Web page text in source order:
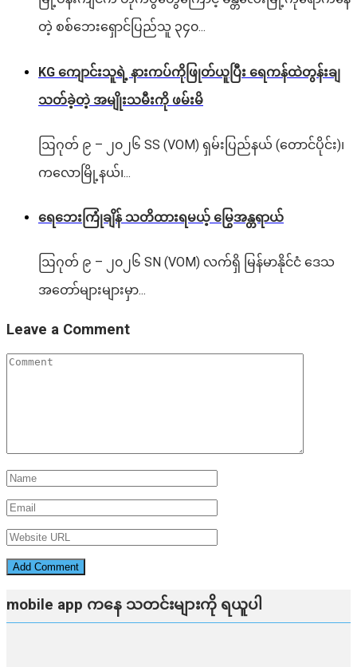
တဲ့ စစ်ဘေးရှောင်ပြည်သူ ၃၄၀...
KG ကျောင်းသူရဲ့ နားကပ်ကိုဖြုတ်ယူပြီး ရေကန်ထဲတွန်းချ
သတ်ခဲ့တဲ့ အမျိုးသမီးကို ဖမ်းမိ
ဩဂုတ် ၉ – ၂၀၂၆ SS (VOM) ရှမ်းပြည်နယ် (တောင်ပိုင်း)၊
ကလောမြို့နယ်၊...
ရေဘေးကြုံချိန် သတိထားရမယ့် မြွေအန္တရာယ်
ဩဂုတ် ၉ – ၂၀၂၆ SN (VOM) လက်ရှိ မြန်မာနိုင်ငံ ဒေသ
အတော်များများမှာ...
Leave a Comment
mobile app ​​ကနေ ​​သတင်းများကို ရယူပါ